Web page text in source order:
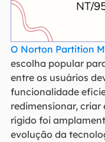
O Norton Partition
escolha popular
entre os usuários
funcionalidade
redimensionar, criar
rígido foi
evolução da